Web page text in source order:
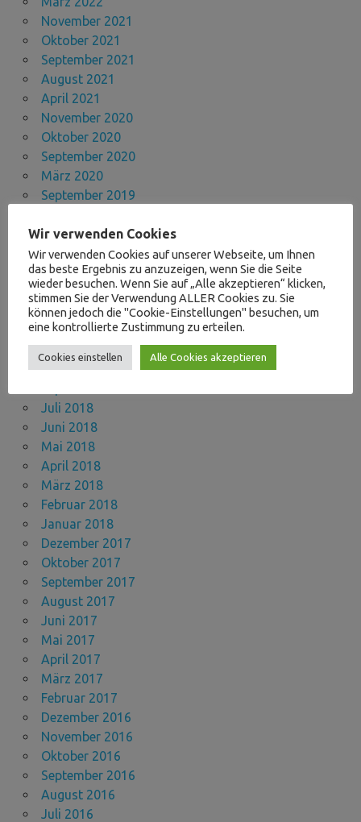
November 2021
Oktober 2021
September 2021
August 2021
April 2021
November 2020
Oktober 2020
September 2020
März 2020
September 2019
Juli 2019
Mai 2019
April 2019
März 2019
Januar 2019
Dezember 2018
November 2018
Oktober 2018
Juli 2018
Juni 2018
Mai 2018
April 2018
März 2018
Februar 2018
Januar 2018
Dezember 2017
Oktober 2017
September 2017
August 2017
Juni 2017
Mai 2017
April 2017
März 2017
Februar 2017
Dezember 2016
November 2016
Oktober 2016
September 2016
August 2016
Juli 2016
Wir verwenden Cookies
Wir verwenden Cookies auf unserer Webseite, um Ihnen
das beste Ergebnis zu anzuzeigen, wenn Sie die Seite
wieder besuchen. Wenn Sie auf „Alle akzeptieren“ klicken,
stimmen Sie der Verwendung ALLER Cookies zu. Sie
können jedoch die "Cookie-Einstellungen" besuchen, um
eine kontrollierte Zustimmung zu erteilen.
Cookies einstellen Alle Cookies akzeptieren